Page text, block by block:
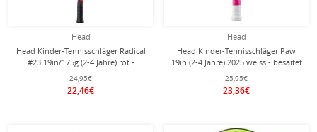
Head
Head Kinder-Tennisschläger Radical
#23 19in/175g (2-4 Jahre) rot -
besaitet -
24,95€
22,46€
Head
Head Kinder-Tennisschläger Paw
19in (2-4 Jahre) 2025 weiss - besaitet
-
25,95€
23,36€